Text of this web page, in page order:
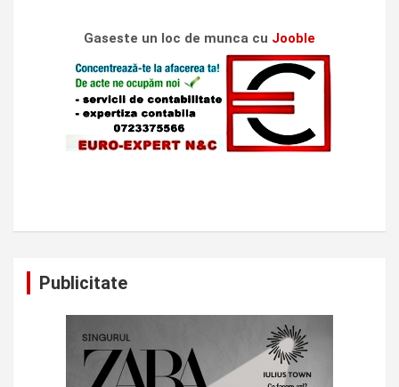
Gaseste un loc de munca cu Jooble
Publicitate